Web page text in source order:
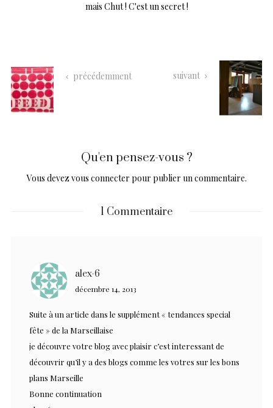
mais Chut ! C'est un secret !
précédemment suivant
Qu'en pensez-vous ?
Vous devezvous connecter pour publier un commentaire.
1 Commentaire
alex-6
décembre 14, 2013
Suite à un article dans le supplément « tendances special
fête » de la Marseillaise
je découvre votre blog avec plaisir c’est interessant de
découvrir qu’il y a des blogs comme les votres sur les bons
plans Marseille
Bonne continuation